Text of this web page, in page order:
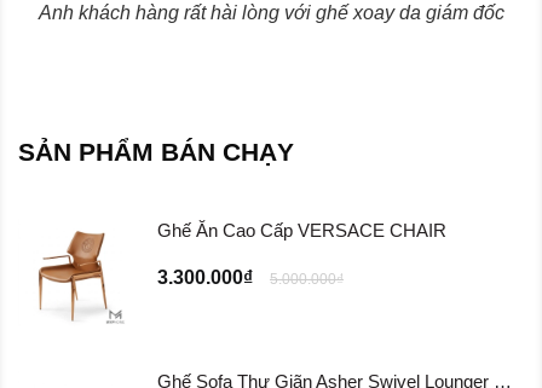
Anh khách hàng rất hài lòng với ghế xoay da giám đốc
SẢN PHẨM BÁN CHẠY
Ghế Ăn Cao Cấp VERSACE CHAIR
3.300.000₫ 5.000.000₫
Ghế Sofa Thư Giãn Asher Swivel Lounger Chair ...